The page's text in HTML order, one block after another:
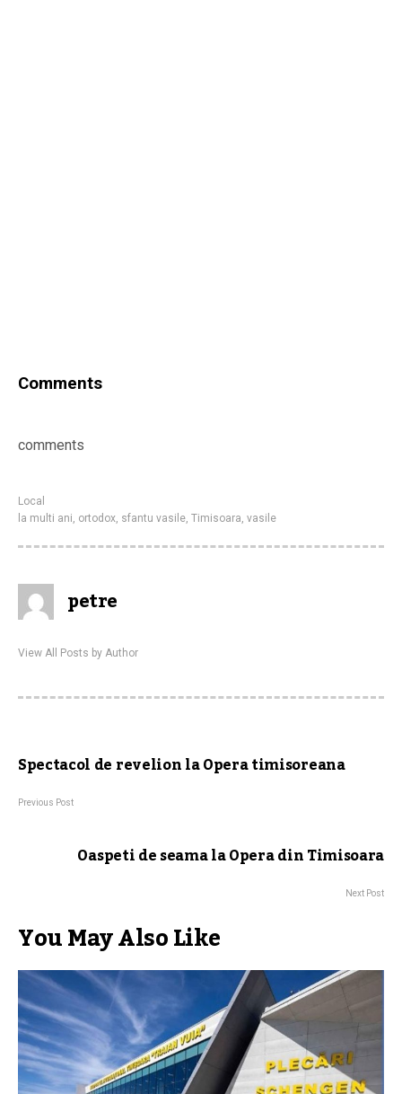
Comments
comments
Local
la multi ani, ortodox, sfantu vasile, Timisoara, vasile
petre
View All Posts by Author
Spectacol de revelion la Opera timisoreana
Previous Post
Oaspeti de seama la Opera din Timisoara
Next Post
You May Also Like